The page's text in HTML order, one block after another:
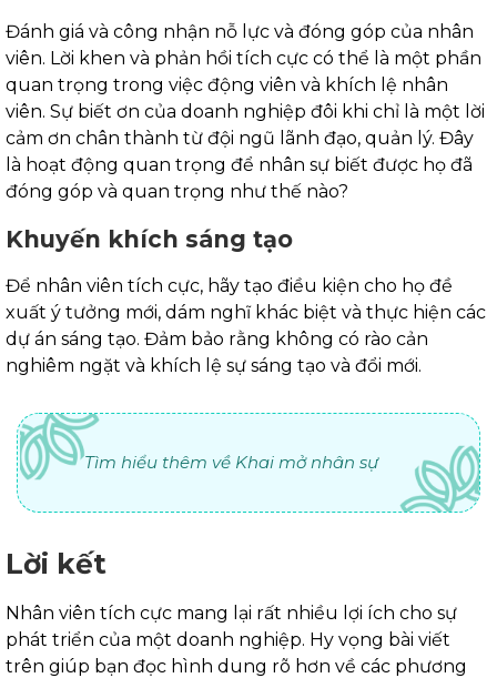
Đánh giá và công nhận nỗ lực và đóng góp của nhân
viên. Lời khen và phản hồi tích cực có thể là một phần
quan trọng trong việc động viên và khích lệ nhân
viên. Sự biết ơn của doanh nghiệp đôi khi chỉ là một lời
cảm ơn chân thành từ đội ngũ lãnh đạo, quản lý. Đây
là hoạt động quan trọng để nhân sự biết được họ đã
đóng góp và quan trọng như thế nào?
Khuyến khích sáng tạo
Để nhân viên tích cực, hãy tạo điều kiện cho họ đề
xuất ý tưởng mới, dám nghĩ khác biệt và thực hiện các
dự án sáng tạo. Đảm bảo rằng không có rào cản
nghiêm ngặt và khích lệ sự sáng tạo và đổi mới.
Tìm hiểu thêm về Khai mở nhân sự
Lời kết
Nhân viên tích cực mang lại rất nhiều lợi ích cho sự
phát triển của một doanh nghiệp. Hy vọng bài viết
trên giúp bạn đọc hình dung rõ hơn về các phương